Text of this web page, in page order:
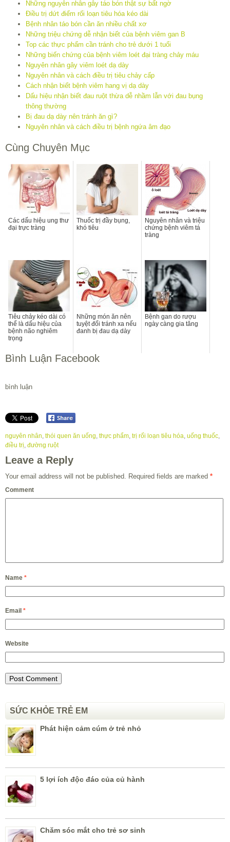
Những nguyên nhân gây táo bón thật sự bất ngờ
Điều trị dứt điểm rối loạn tiêu hóa kéo dài
Bệnh nhân táo bón cần ăn nhiều chất xơ
Những triệu chứng dễ nhận biết của bệnh viêm gan B
Top các thực phẩm cần tránh cho trẻ dưới 1 tuổi
Những biến chứng của bệnh viêm loét đại tràng chảy máu
Nguyên nhân gây viêm loét dạ dày
Nguyên nhân và cách điều trị tiêu chảy cấp
Cách nhận biết bệnh viêm hang vị dạ dày
Dấu hiệu nhận biết đau ruột thừa dễ nhầm lẫn với đau bụng
thông thường
Bị đau dạ dày nên tránh ăn gì?
Nguyên nhân và cách điều trị bệnh ngứa âm đạo
Cùng Chuyên Mục
Các dấu hiệu ung thư
đại trực tràng
Thuốc trị đầy bụng,
khó tiêu
Nguyên nhân và triệu
chứng bệnh viêm tá
tràng
Tiêu chảy kéo dài có
thể là dấu hiệu của
bệnh não nghiêm
trọng
Những món ăn nên
tuyệt đối tránh xa nếu
đanh bị đau dạ dày
Bệnh gan do rượu
ngày càng gia tăng
Bình Luận Facebook
bình luận
nguyên nhân thói quen ăn uống thực phẩm trị rối loạn tiêu hóa uống thuốc
điều trị đường ruột
Leave a Reply
Your email address will not be published. Required fields are marked *
Comment
Name *
Email *
Website
SỨC KHỎE TRẺ EM
Phát hiện cảm cúm ở trẻ nhỏ
5 lợi ích độc đáo của củ hành
Chăm sóc mắt cho trẻ sơ sinh